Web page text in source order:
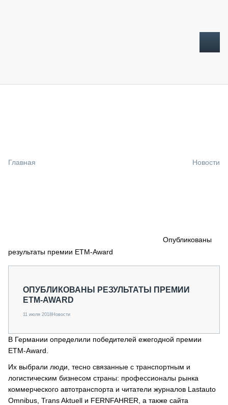
СПЕЦПРОЕКТЫ
О ПРОЕКТЕ
Главная Новости
Опубликованы
результаты премии ETM-Award
ОПУБЛИКОВАНЫ РЕЗУЛЬТАТЫ ПРЕМИИ
ETM-AWARD
11 июля 2018Новости
В Германии определили победителей ежегодной премии
ETM-Award.
Их выбрали люди, тесно связанные с транспортным и
логистическим бизнесом страны: профессионалы рынка
коммерческого автотранспорта и читатели журналов Lastauto
Omnibus, Trans Aktuell и FERNFAHRER, а также сайта